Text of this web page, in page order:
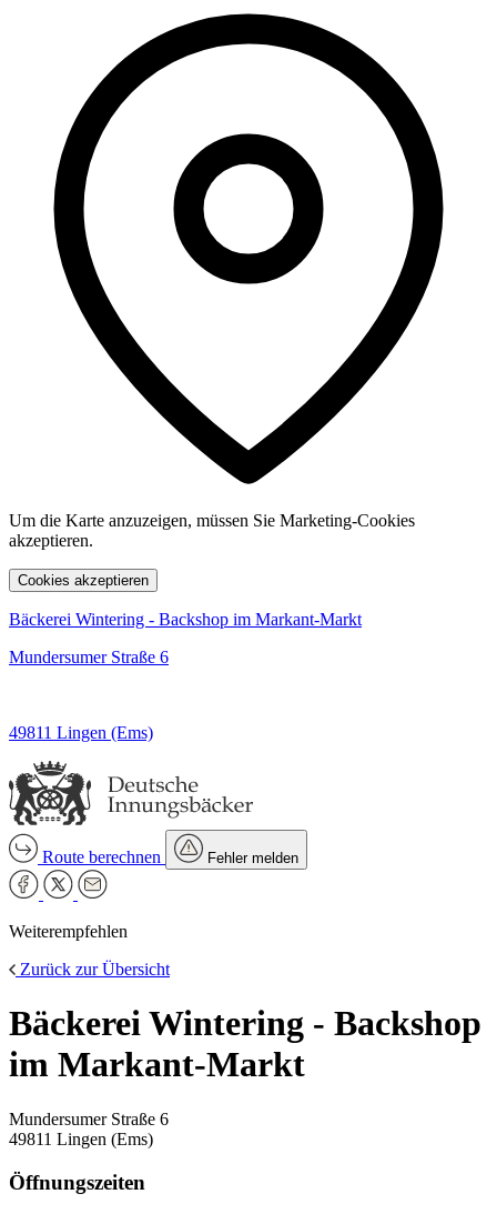
Um die Karte anzuzeigen, müssen Sie Marketing-Cookies
akzeptieren.
Cookies akzeptieren
Bäckerei Wintering - Backshop im Markant-Markt
Mundersumer Straße 6
49811 Lingen (Ems)
Route berechnen Fehler melden
Weiterempfehlen
Zurück zur Übersicht
Bäckerei Wintering - Backshop
im Markant-Markt
Mundersumer Straße 6
49811 Lingen (Ems)
Öffnungszeiten